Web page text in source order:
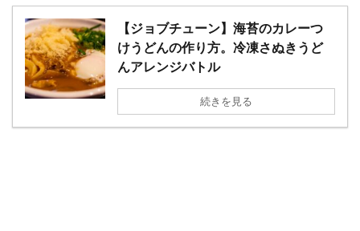
【ジョブチューン】海苔のカレーつ
けうどんの作り方。冷凍さぬきうど
んアレンジバトル
続きを見る